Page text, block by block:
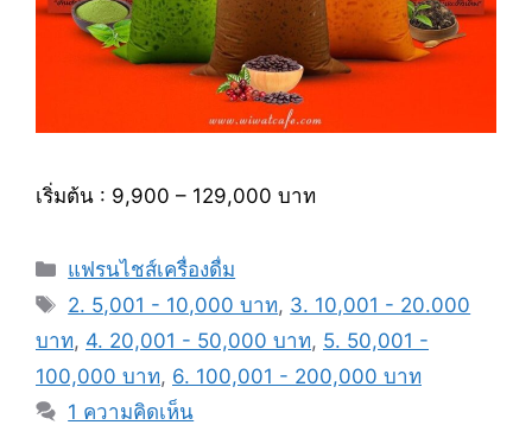
เริ่มต้น : 9,900 – 129,000 บาท
หมวด
หมู่
แฟรนไชส์เครื่องดื่ม
แท็ก
2. 5,001 - 10,000 บาท, 3. 10,001 - 20.000
บาท, 4. 20,001 - 50,000 บาท, 5. 50,001 -
100,000 บาท, 6. 100,001 - 200,000 บาท
1 ความคิดเห็น